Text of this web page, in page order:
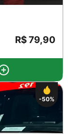
R$ 79,90
-50%